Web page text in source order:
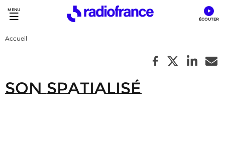
Accès direct :
Menu principal
Contenu
Accueil
Son Spatialisé